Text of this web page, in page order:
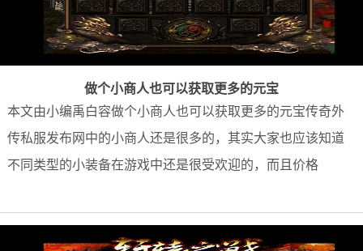
做个小商人也可以获取更多的元宝
本文由小编禹白容做个小商人也可以获取更多的元宝传奇外
传私服发布网中的小商人还是很多的，其实大家也应该知道
不同类型的小装备在游戏中还是很受欢迎的，而且价格